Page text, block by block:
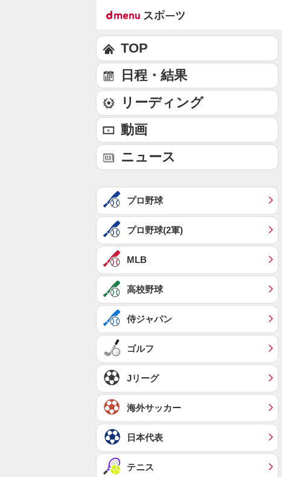
TOP
日程・結果
リーディング
動画
ニュース
プロ野球
プロ野球(2軍)
MLB
高校野球
侍ジャパン
ゴルフ
Jリーグ
海外サッカー
日本代表
テニス